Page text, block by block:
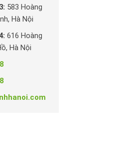
583 Hoàng
Hà Nội
616 Hoàng
Hà Nội